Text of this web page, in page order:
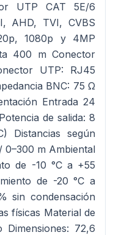
UTP CAT 5E/6
AHD, TVI, CVBS
1080p y 4MP
400 m Conector
UTP: RJ45
BNC: 75 Ω
Entrada 24
de salida: 8
Distancias según
0–300 m Ambiental
de -10 °C a +55
de -20 °C a
sin condensación
físicas Material de
72,6